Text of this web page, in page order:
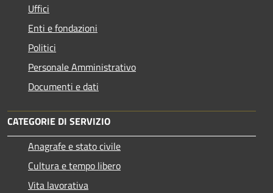
Uffici
Enti e fondazioni
Politici
Personale Amministrativo
Documenti e dati
CATEGORIE DI SERVIZIO
Anagrafe e stato civile
Cultura e tempo libero
Vita lavorativa